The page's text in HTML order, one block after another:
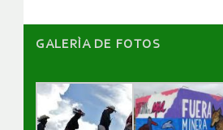
GALERÌA DE FOTOS